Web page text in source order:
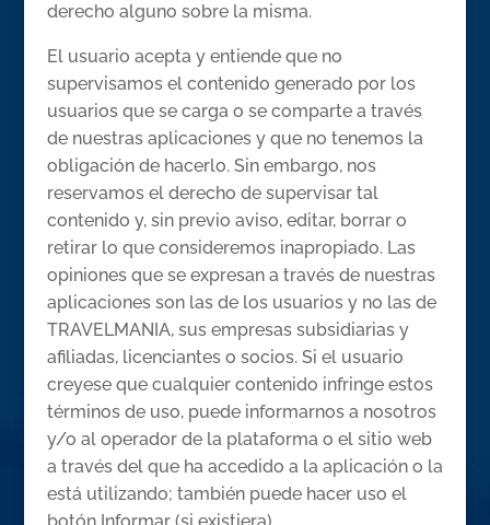
derecho alguno sobre la misma.
El usuario acepta y entiende que no
supervisamos el contenido generado por los
usuarios que se carga o se comparte a través
de nuestras aplicaciones y que no tenemos la
obligación de hacerlo. Sin embargo, nos
reservamos el derecho de supervisar tal
contenido y, sin previo aviso, editar, borrar o
retirar lo que consideremos inapropiado. Las
opiniones que se expresan a través de nuestras
aplicaciones son las de los usuarios y no las de
TRAVELMANIA, sus empresas subsidiarias y
afiliadas, licenciantes o socios. Si el usuario
creyese que cualquier contenido infringe estos
términos de uso, puede informarnos a nosotros
y/o al operador de la plataforma o el sitio web
a través del que ha accedido a la aplicación o la
está utilizando; también puede hacer uso el